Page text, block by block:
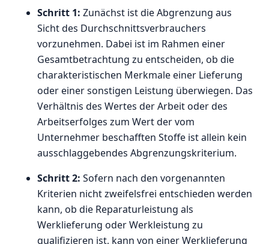
Schritt 1:Zunächst ist die Abgrenzung aus
Sicht des Durchschnittsverbrauchers
vorzunehmen. Dabei ist im Rahmen einer
Gesamtbetrachtung zu entscheiden, ob die
charakteristischen Merkmale einer Lieferung
oder einer sonstigen Leistung überwiegen. Das
Verhältnis des Wertes der Arbeit oder des
Arbeitserfolges zum Wert der vom
Unternehmer beschafften Stoffe ist allein kein
ausschlaggebendes Abgrenzungskriterium.
Schritt 2:Sofern nach den vorgenannten
Kriterien nicht zweifelsfrei entschieden werden
kann, ob die Reparaturleistung als
Werklieferung oder Werkleistung zu
qualifizieren ist, kann von einer Werklieferung